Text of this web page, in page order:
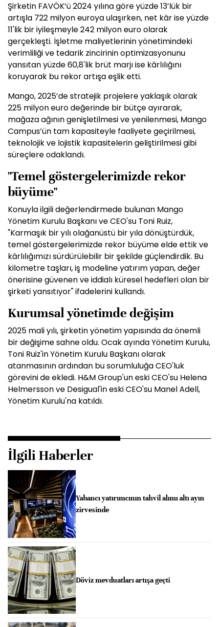
Şirketin FAVÖK’ü 2024 yılına göre yüzde 13’lük bir
artışla 722 milyon euroya ulaşırken, net kâr ise yüzde
11'lik bir iyileşmeyle 242 milyon euro olarak
gerçekleşti. İşletme maliyetlerinin yönetimindeki
verimliliği ve tedarik zincirinin optimizasyonunu
yansıtan yüzde 60,8'lik brüt marjı ise kârlılığını
koruyarak bu rekor artışa eşlik etti.
Mango, 2025’de stratejik projelere yaklaşık olarak
225 milyon euro değerinde bir bütçe ayırarak,
mağaza ağının genişletilmesi ve yenilenmesi, Mango
Campus’ün tam kapasiteyle faaliyete geçirilmesi,
teknolojik ve lojistik kapasitelerin geliştirilmesi gibi
süreçlere odaklandı.
"Temel göstergelerimizde rekor
büyüme"
Konuyla ilgili değerlendirmede bulunan Mango
Yönetim Kurulu Başkanı ve CEO'su Toni Ruiz,
"Karmaşık bir yılı olağanüstü bir yıla dönüştürdük,
temel göstergelerimizde rekor büyüme elde ettik ve
kârlılığımızı sürdürülebilir bir şekilde güçlendirdik. Bu
kilometre taşları, iş modeline yatırım yapan, değer
önerisine güvenen ve iddialı küresel hedefleri olan bir
şirketi yansıtıyor" ifadelerini kullandı.
Kurumsal yönetimde değişim
2025 mali yılı, şirketin yönetim yapısında da önemli
bir değişime sahne oldu. Ocak ayında Yönetim Kurulu,
Toni Ruiz'in Yönetim Kurulu Başkanı olarak
atanmasının ardından bu sorumluluğa CEO'luk
görevini de ekledi. H&M Group'un eski CEO'su Helena
Helmersson ve Desigual'in eski CEO'su Manel Adell,
Yönetim Kurulu'na katıldı.
İlgili Haberler
Yabancı yatırımcının tahvil alımı altı ayın
zirvesinde
Döviz mevduatları artışa geçti